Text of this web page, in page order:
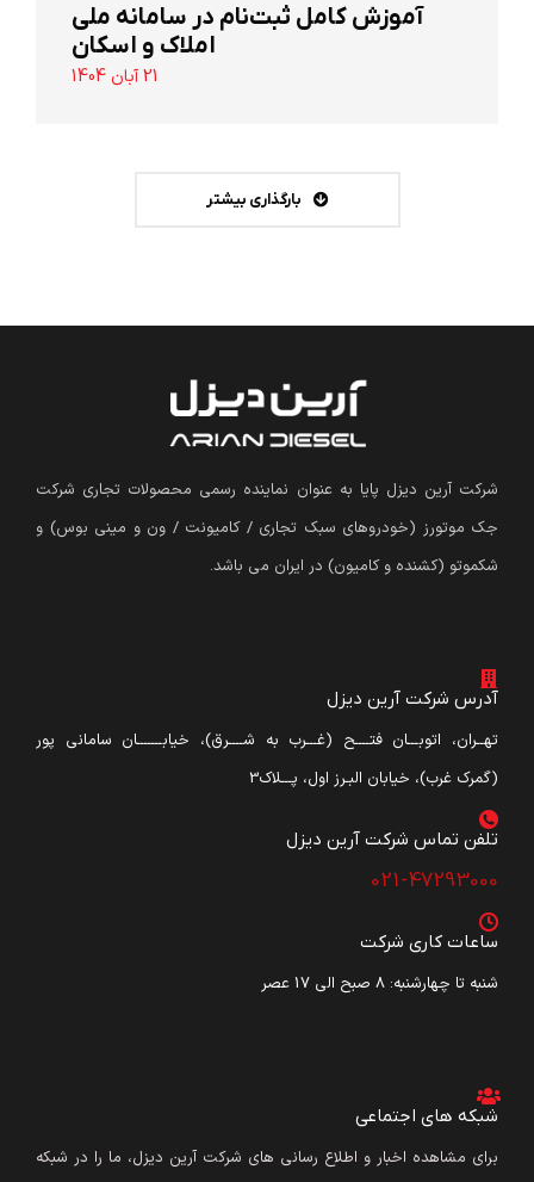
آموزش کامل ثبت‌نام در سامانه ملی
املاک و اسکان
21 آبان 1404
بارگذاری بیشتر
شرکت آرین دیزل پایا به عنوان نماینده رسمی محصولات تجاری شرکت
جک موتورز (خودروهای سبک تجاری / کامیونت / ون و مینی بوس) و
شکموتو (کشنده و کامیون) در ایران می باشد.
آدرس شرکت آرین دیزل
تهــران، اتوبـــان فتــــح (غـــرب به شــــرق)، خیابـــــــان سامانی پور
(گمرک غرب)، خیابان البـرز اول، پـــلاک3
تلفن تماس شرکت آرین دیزل​
021-47293000
ساعات کاری شرکت
شنبه تا چهارشنبه: ۸ صبح الی 17 عصر
شبکه های اجتماعی
برای مشاهده اخبار و اطلاع رسانی های شرکت آرین دیزل، ما را در شبکه